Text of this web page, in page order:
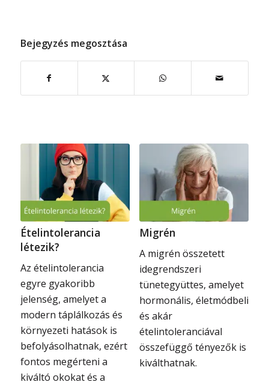
Bejegyzés megosztása
Ételintolerancia
létezik?
Az ételintolerancia
egyre gyakoribb
jelenség, amelyet a
modern táplálkozás és
környezeti hatások is
befolyásolhatnak, ezért
fontos megérteni a
kiváltó okokat és a
Migrén
A migrén összetett
idegrendszeri
tünetegyüttes, amelyet
hormonális, életmódbeli
és akár
ételintoleranciával
összefüggő tényezők is
kiválthatnak.